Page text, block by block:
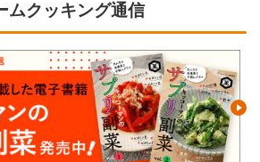
ムクッキング通信